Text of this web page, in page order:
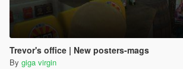
Trevor's office | New posters-mags
By giga virgin